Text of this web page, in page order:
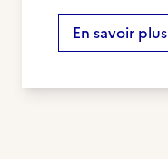
En savoir plus